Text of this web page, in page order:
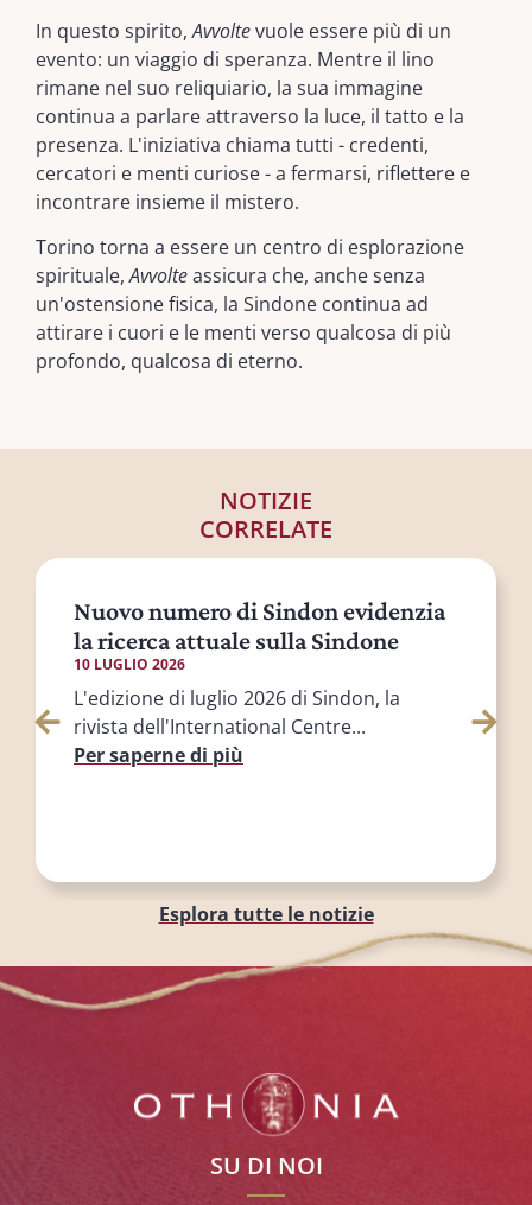
In questo spirito,Avvoltevuole essere più di un
evento: un viaggio di speranza. Mentre il lino
rimane nel suo reliquiario, la sua immagine
continua a parlare attraverso la luce, il tatto e la
presenza. L'iniziativa chiama tutti - credenti,
cercatori e menti curiose - a fermarsi, riflettere e
incontrare insieme il mistero.
Torino torna a essere un centro di esplorazione
spirituale,Avvolteassicura che, anche senza
un'ostensione fisica, la Sindone continua ad
attirare i cuori e le menti verso qualcosa di più
profondo, qualcosa di eterno.
NOTIZIE
CORRELATE
Nuovo numero di Sindon evidenzia
la ricerca attuale sulla Sindone
10 LUGLIO 2026
L'edizione di luglio 2026 di Sindon, la
rivista dell'International Centre...
Per saperne di più
Esplora tutte le notizie
SU DI NOI